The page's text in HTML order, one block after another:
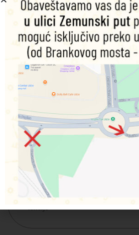
Opis Dodatne
Young Explorers 2je četvrta knjiga
EXLORERS koja prenosi
učionicu. Podstiče učenike da kroz
jezika istražuju svet oko sebe.
Pažljivo stuktuirana prezentacija
samopouzdanje učenika; bogat CLIL
zadaci Explorer Quest podstiču
podrška za Cambridge Young
ima centralnu temu koja se obrađuje
akcenat na Britanskoj kulturi.
Prateća vežbanja za sadržaj
stranica
Vežbanja za postupno vežbanje
Zadaci za samo-preocenu znanja
Prateća važbanja za CLIL